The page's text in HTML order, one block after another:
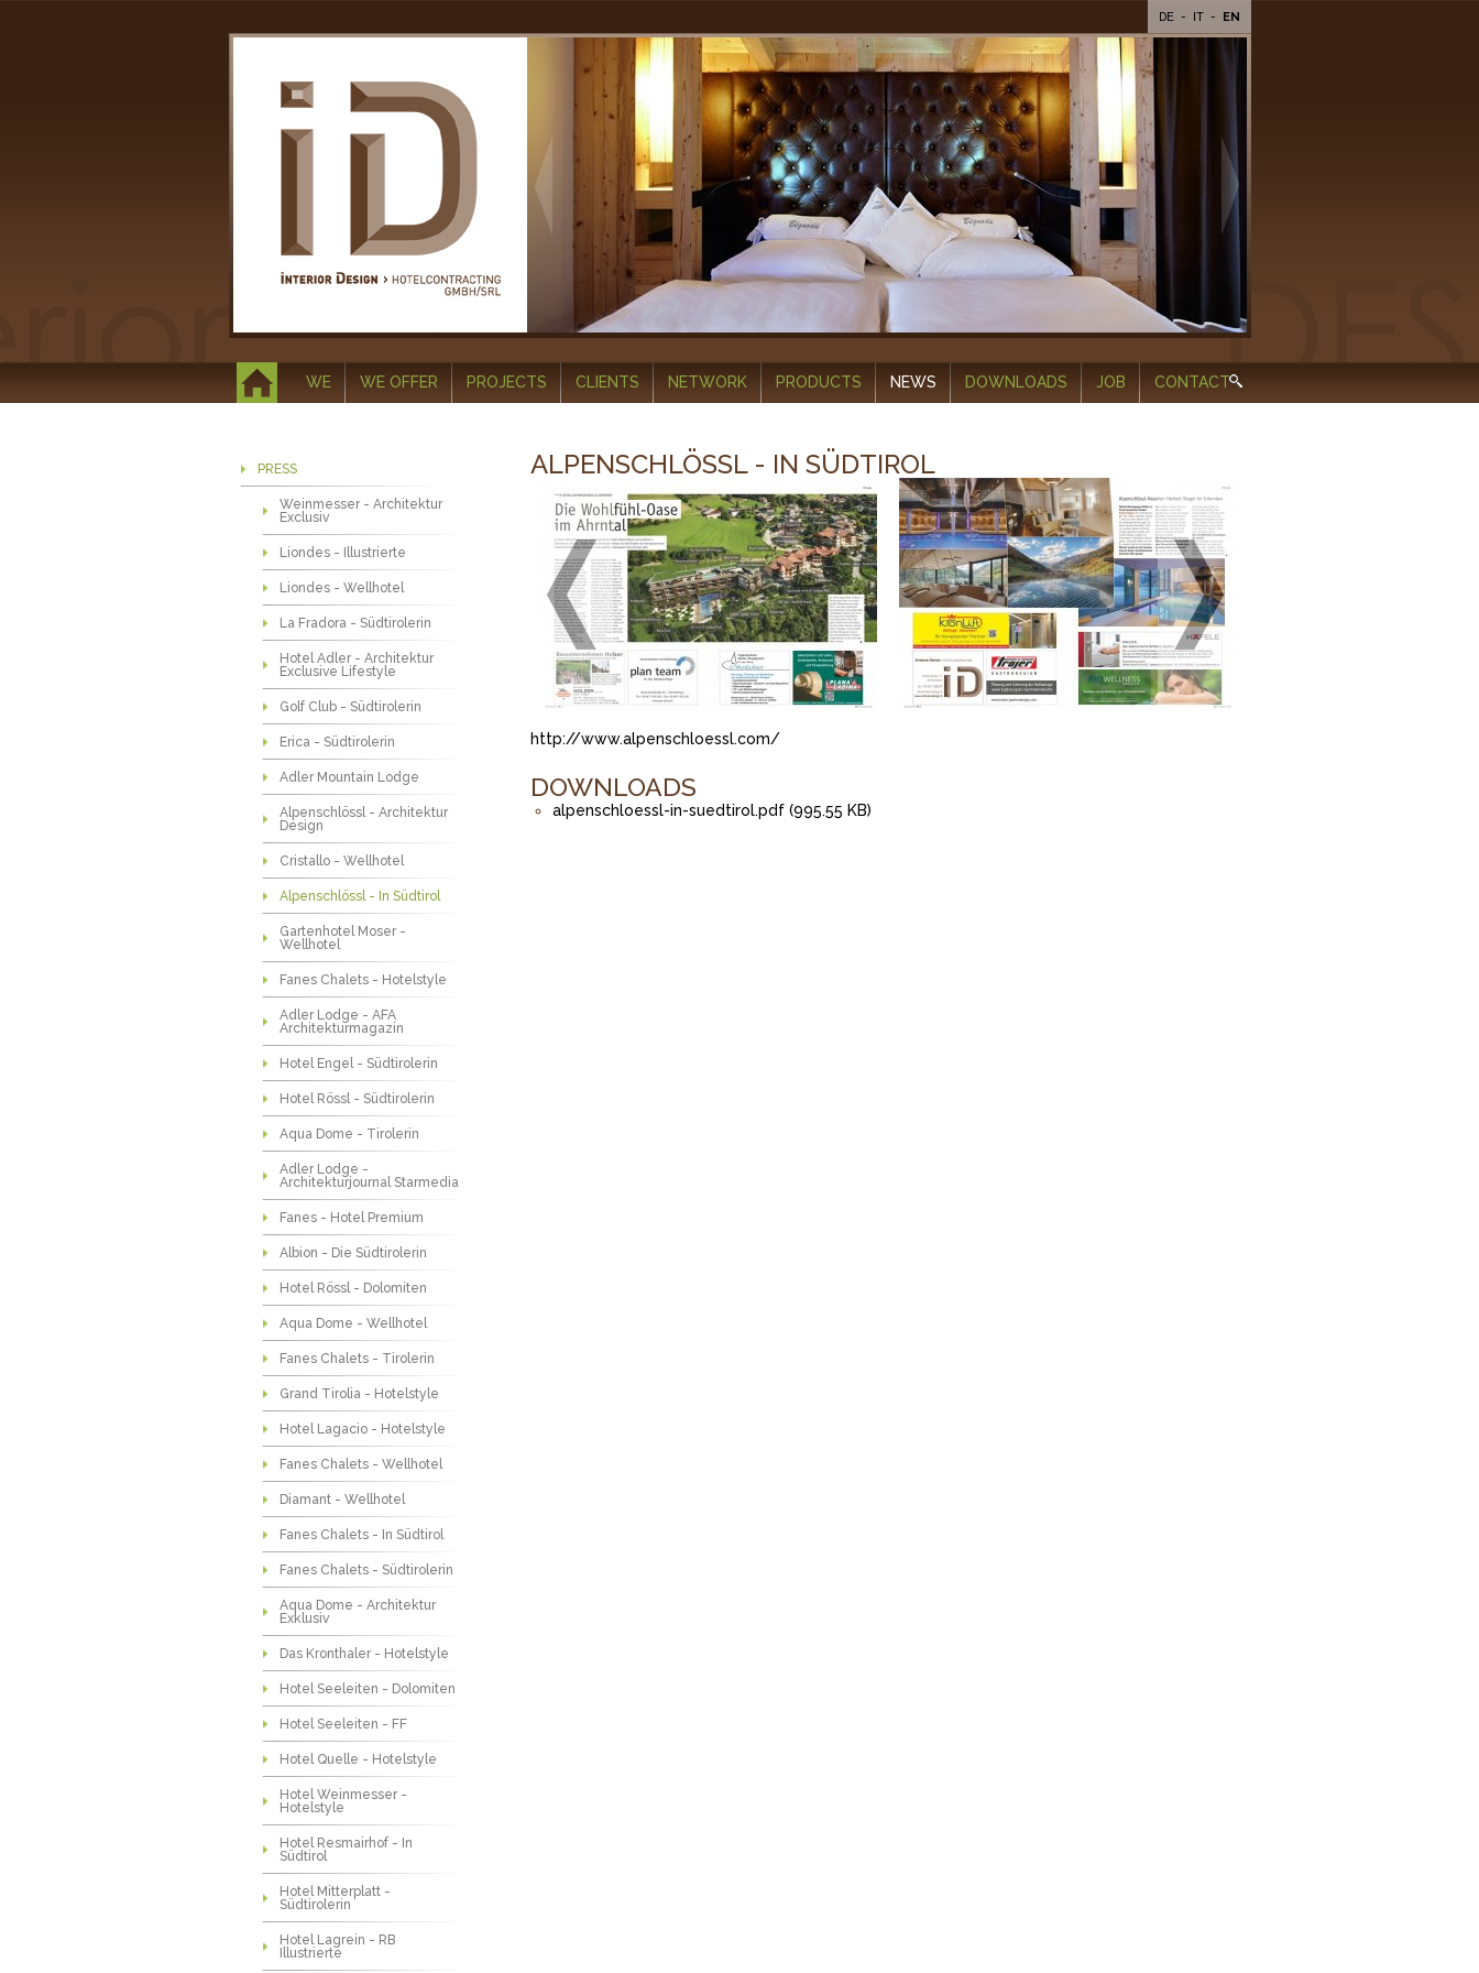
DE - IT - EN
WE WE OFFER PROJECTS CLIENTS NETWORK PRODUCTS NEWS DOWNLOADS JOB CONTACT
PRESS
Weinmesser - Architektur
Exclusiv
Liondes - Illustrierte
Liondes - Wellhotel
La Fradora - Südtirolerin
Hotel Adler - Architektur
Exclusive Lifestyle
Golf Club - Südtirolerin
Erica - Südtirolerin
Adler Mountain Lodge
Alpenschlössl - Architektur
Design
Cristallo - Wellhotel
Alpenschlössl - In Südtirol
Gartenhotel Moser -
Wellhotel
Fanes Chalets - Hotelstyle
Adler Lodge - AFA
Architekturmagazin
Hotel Engel - Südtirolerin
Hotel Rössl - Südtirolerin
Aqua Dome - Tirolerin
Adler Lodge -
Architekturjournal Starmedia
Fanes - Hotel Premium
Albion - Die Südtirolerin
Hotel Rössl - Dolomiten
Aqua Dome - Wellhotel
Fanes Chalets - Tirolerin
Grand Tirolia - Hotelstyle
Hotel Lagacio - Hotelstyle
Fanes Chalets - Wellhotel
Diamant - Wellhotel
Fanes Chalets - In Südtirol
Fanes Chalets - Südtirolerin
Aqua Dome - Architektur
Exklusiv
Das Kronthaler - Hotelstyle
Hotel Seeleiten - Dolomiten
Hotel Seeleiten - FF
Hotel Quelle - Hotelstyle
Hotel Weinmesser -
Hotelstyle
Hotel Resmairhof - In
Südtirol
Hotel Mitterplatt -
Südtirolerin
Hotel Lagrein - RB
Illustrierte
ALPENSCHLÖSSL - IN SÜDTIROL
http://www.alpenschloessl.com/
DOWNLOADS
alpenschloessl-in-suedtirol.pdf (995.55 KB)